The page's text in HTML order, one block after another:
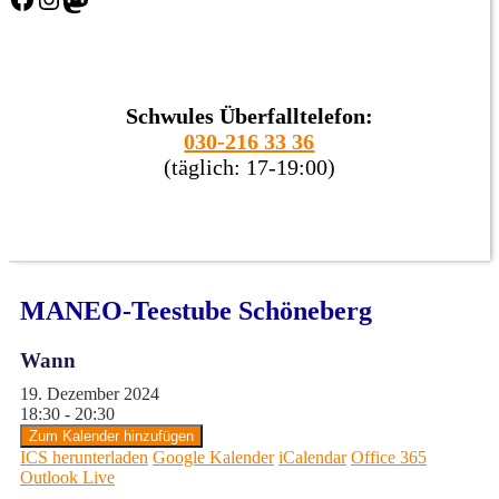
Schwules Überfalltelefon:
030-216 33 36
(täglich: 17-19:00)
MANEO-Teestube Schöneberg
Wann
19. Dezember 2024
18:30 - 20:30
Zum Kalender hinzufügen
ICS herunterladen Google Kalender iCalendar Office 365
Outlook Live